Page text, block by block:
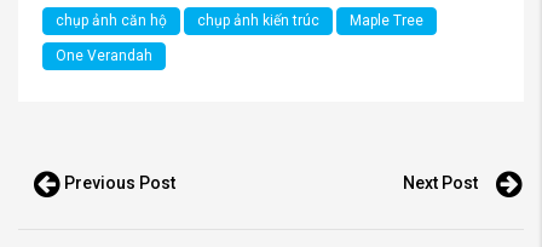
chụp ảnh căn hộ chụp ảnh kiến trúc Maple Tree
One Verandah
Previous Post Next Post